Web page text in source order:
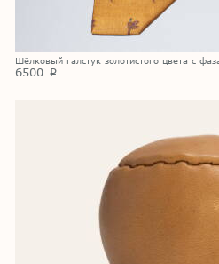
Шёлковый галстук золотистого цвета с
6500 p